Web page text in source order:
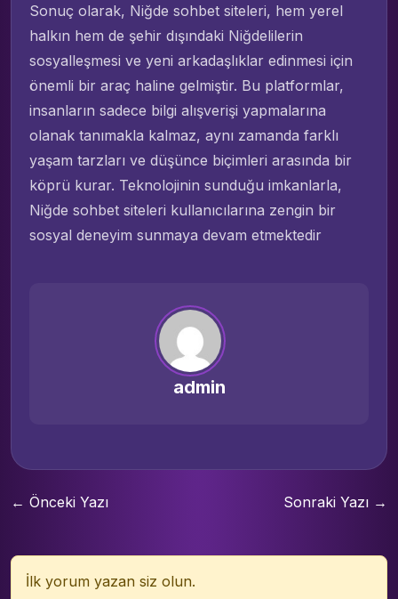
Sonuç olarak, Niğde sohbet siteleri, hem yerel
halkın hem de şehir dışındaki Niğdelilerin
sosyalleşmesi ve yeni arkadaşlıklar edinmesi için
önemli bir araç haline gelmiştir. Bu platformlar,
insanların sadece bilgi alışverişi yapmalarına
olanak tanımakla kalmaz, aynı zamanda farklı
yaşam tarzları ve düşünce biçimleri arasında bir
köprü kurar. Teknolojinin sunduğu imkanlarla,
Niğde sohbet siteleri kullanıcılarına zengin bir
sosyal deneyim sunmaya devam etmektedir
admin
← Önceki Yazı Sonraki Yazı →
İlk yorum yazan siz olun.